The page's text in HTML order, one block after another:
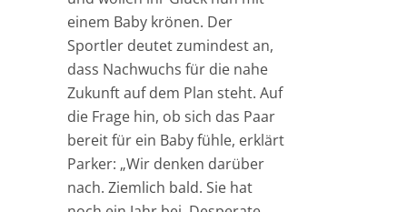
einem Baby krönen. Der
Sportler deutet zumindest an,
dass Nachwuchs für die nahe
Zukunft auf dem Plan steht. Auf
die Frage hin, ob sich das Paar
bereit für ein Baby fühle, erklärt
Parker: „Wir denken darüber
nach. Ziemlich bald. Sie hat